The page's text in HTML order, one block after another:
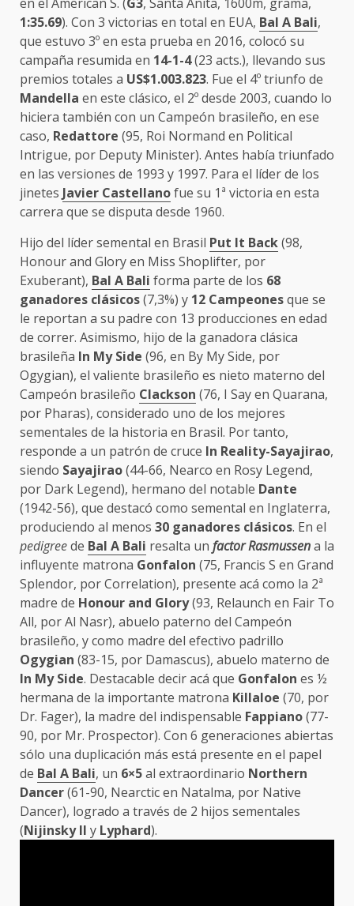
1:35.69). Con 3 victorias en total en EUA, Bal A Bali,
que estuvo 3º en esta prueba en 2016, colocó su
campaña resumida en 14-1-4(23 acts.), llevando sus
premios totales a US$1.003.823. Fue el 4º triunfo de
Mandella en este clásico, el 2º desde 2003, cuando lo
hiciera también con un Campeón brasileño, en ese
caso, Redattore (95, Roi Normand en Political
Intrigue, por Deputy Minister). Antes había triunfado
en las versiones de 1993 y 1997. Para el líder de los
jinetes Javier Castellanofue su 1ª victoria en esta
carrera que se disputa desde 1960.
Hijo del líder semental en Brasil Put It Back(98,
Honour and Glory en Miss Shoplifter, por
Exuberant), Bal A Bali forma parte de los 68
ganadores clásicos(7,3%) y 12 Campeonesque se
le reportan a su padre con 13 producciones en edad
de correr. Asimismo, hijo de la ganadora clásica
brasileña In My Side (96, en By My Side, por
Ogygian), el valiente brasileño es nieto materno del
Campeón brasileño Clackson (76, I Say en Quarana,
por Pharas), considerado uno de los mejores
sementales de la historia en Brasil. Por tanto,
responde a un patrón de cruce In Reality-Sayajirao,
siendo Sayajirao(44-66, Nearco en Rosy Legend,
por Dark Legend), hermano del notable Dante
(1942-56), que destacó como semental en Inglaterra,
produciendo al menos 30 ganadores clásicos. En el
pedigreede Bal A Bali resalta un factor Rasmussena la
influyente matrona Gonfalon (75, Francis S en Grand
Splendor, por Correlation), presente acá como la 2ª
madre de Honour and Glory(93, Relaunch en Fair To
All, por Al Nasr), abuelo paterno del Campeón
brasileño, y como madre del efectivo padrillo
Ogygian (83-15, por Damascus), abuelo materno de
In My Side. Destacable decir acá que Gonfalon es ½
hermana de la importante matrona Killaloe (70, por
Dr. Fager), la madre del indispensable Fappiano(77-
90, por Mr. Prospector). Con 6 generaciones abiertas
sólo una duplicación más está presente en el papel
de Bal A Bali, un 6×5al extraordinario Northern
Dancer(61-90, Nearctic en Natalma, por Native
Dancer), logrado a través de 2 hijos sementales
(Nijinsky II y Lyphard).